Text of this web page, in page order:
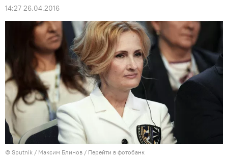
14:27 26.04.2016
© Sputnik / Максим Блинов / Перейти в фотобанк